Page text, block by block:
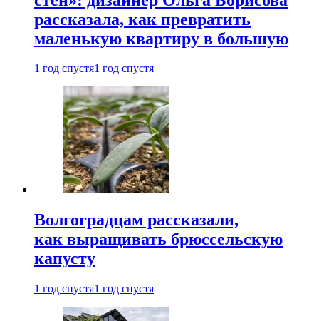
рассказала, как превратить
маленькую квартиру в большую
1 год спустя1 год спустя
Волгоградцам рассказали,
как выращивать брюссельскую
капусту
1 год спустя1 год спустя